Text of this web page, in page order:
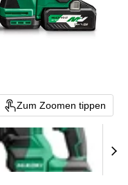
Zum Zoomen tippen